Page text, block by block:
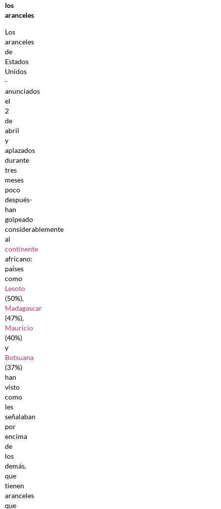
los
aranceles
Los
aranceles
de
Estados
Unidos
-
anunciados
el
2
de
abril
y
aplazados
durante
tres
meses
poco
después-
han
golpeado
considerablemente
al
continente
africano:
países
como
Lesoto
(50%),
Madagascar
(47%),
Mauricio
(40%)
y
Botsuana
(37%)
han
visto
como
les
señalaban
por
encima
de
los
demás,
que
tienen
aranceles
que